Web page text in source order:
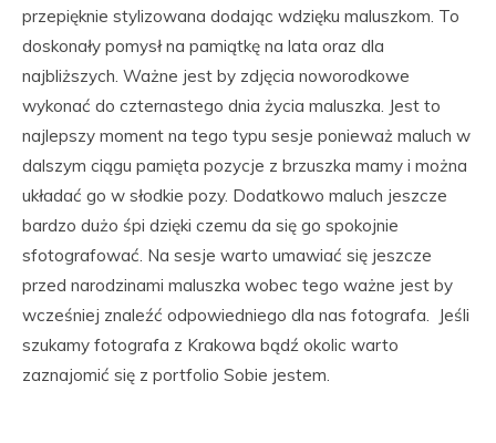
przepięknie stylizowana dodając wdzięku maluszkom. To
doskonały pomysł na pamiątkę na lata oraz dla
najbliższych. Ważne jest by zdjęcia noworodkowe
wykonać do czternastego dnia życia maluszka. Jest to
najlepszy moment na tego typu sesje ponieważ maluch w
dalszym ciągu pamięta pozycje z brzuszka mamy i można
układać go w słodkie pozy. Dodatkowo maluch jeszcze
bardzo dużo śpi dzięki czemu da się go spokojnie
sfotografować. Na sesje warto umawiać się jeszcze
przed narodzinami maluszka wobec tego ważne jest by
wcześniej znaleźć odpowiedniego dla nas fotografa. Jeśli
szukamy fotografa z Krakowa bądź okolic warto
zaznajomić się z portfolio Sobie jestem.